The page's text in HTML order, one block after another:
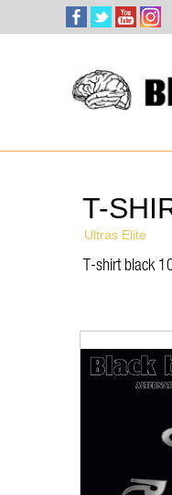
T-
T-shirt black
Ultras Elite